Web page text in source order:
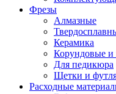
Фрезы
Алмазные
Керамика
Корундовые
Для педикюра
Щетки и
Расходные